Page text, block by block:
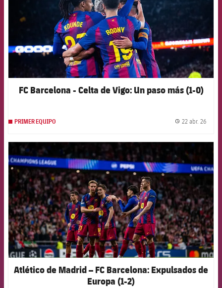
FC Barcelona - Celta de Vigo: Un paso más (1-0)
PRIMER EQUIPO 22 abr. 26
FCB Barcelona badge
Atlético de Madrid – FC Barcelona: Expulsados de
Europa (1-2)